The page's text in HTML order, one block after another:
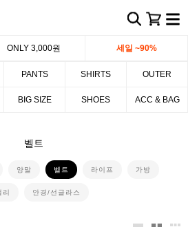
ONLY 3,000원 세일 ~90%
PANTS SHIRTS OUTER
BIG SIZE SHOES ACC & BAG
벨트
양말 벨트 라이프 가방
리 안경/선글라스